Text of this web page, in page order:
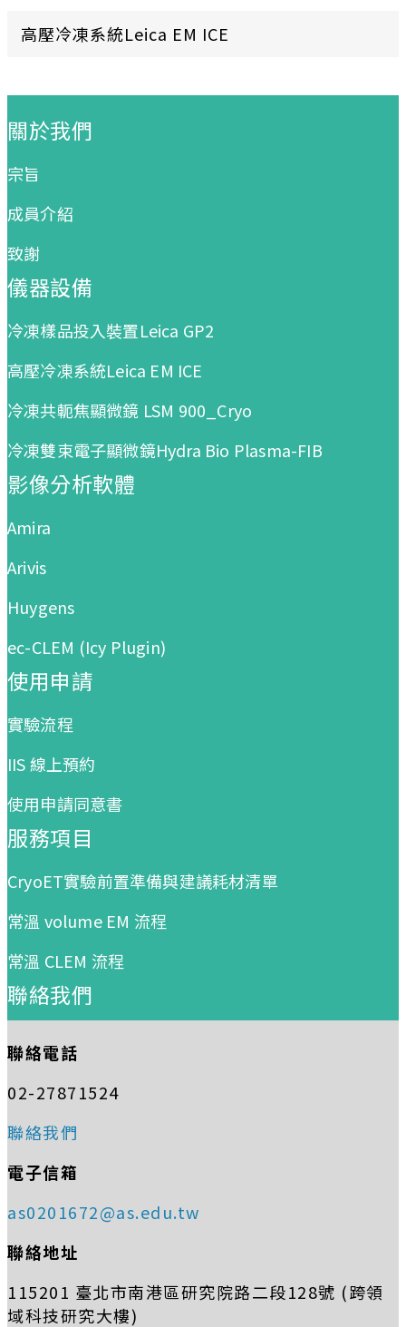
高壓冷凍系統Leica EM ICE
關於我們
宗旨
成員介紹
致謝
儀器設備
冷凍樣品投入裝置Leica GP2
高壓冷凍系統Leica EM ICE
冷凍共軛焦顯微鏡 LSM 900_Cryo
冷凍雙束電子顯微鏡Hydra Bio Plasma-FIB
影像分析軟體
Amira
Arivis
Huygens
ec-CLEM (Icy Plugin)
使用申請
實驗流程
IIS 線上預約
使用申請同意書
服務項目
CryoET實驗前置準備與建議耗材清單
常溫 volume EM 流程
常溫 CLEM 流程
聯絡我們
聯絡電話
02-27871524
聯絡我們
電子信箱
as0201672@as.edu.tw
聯絡地址
115201 臺北市南港區研究院路二段128號 (跨領
域科技研究大樓)